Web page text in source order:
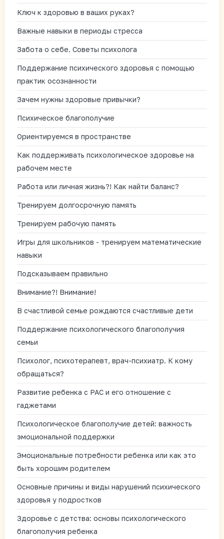
Ключ к здоровью в ваших руках?
Важные навыки в периоды стресса
Забота о себе. Советы психолога
Поддержание психического здоровья с помощью
практик осознанности
Зачем нужны здоровые привычки?
Психическое благополучие
Ориентируемся в пространстве
Как поддерживать психологическое здоровье на
рабочем месте
Работа или личная жизнь?! Как найти баланс?
Тренируем долгосрочную память
Тренируем рабочую память
Игры для школьников - тренируем математические
навыки
Подсказываем правильно
Внимание?! Внимание!
В счастливой семье рождаются счастливые дети
Поддержание психологического благополучия
семьи
Психолог, психотерапевт, врач-психиатр. К кому
обращаться?
Развитие ребенка с РАС и его отношение с
гаджетами
Психологическое благополучие детей: важность
эмоциональной поддержки
Эмоциональные потребности ребенка или как это
быть хорошим родителем
Основные причины и виды нарушений психического
здоровья у подростков
Здоровье с детства: основы психологического
благополучия ребенка